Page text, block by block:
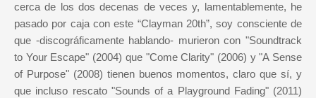
cerca de los dos decenas de veces y, lamentablemente, he
pasado por caja con este “Clayman 20th”, soy consciente de
que -discográficamente hablando- murieron con "Soundtrack
to Your Escape" (2004) que "Come Clarity" (2006) y "A Sense
of Purpose" (2008) tienen buenos momentos, claro que sí, y
que incluso rescato "Sounds of a Playground Fading" (2011)